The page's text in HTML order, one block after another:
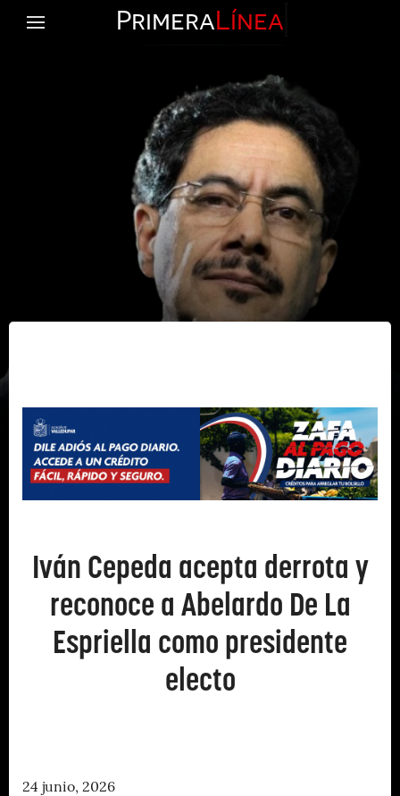
PrimeraLínea
Iván Cepeda acepta derrota y
reconoce a Abelardo De La
Espriella como presidente
electo
24 junio, 2026